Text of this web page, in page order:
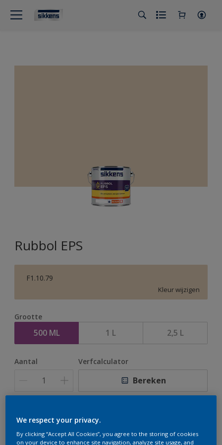
Rubbol EPS
F1.10.79
Kleur wijzigen
Grootte
500 ML 1 L 2,5 L
Aantal Verfcalculator
Bereken
Op dit moment is het niet mogelijk dit product online
te bestellen. Houd de website in de gaten, we werken
er hard aan om de voorraad aan te vullen.
We respect your privacy.
By clicking “Accept All Cookies”, you agree to the storing of cookies
on your device to enhance site navigation, analyze site usage, and